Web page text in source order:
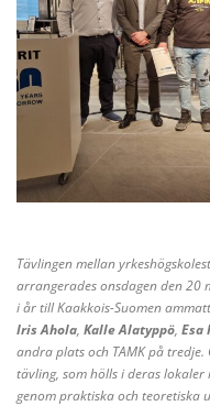
Tävlingen mellan
arrangerades onsdagen den 20
i år till Kaakkois-Suomen
Iris Ahola, Kalle Alatyppö, Esa
andra plats och TAMK på
tävling, som hölls i deras lokaler
genom praktiska och teoretiska